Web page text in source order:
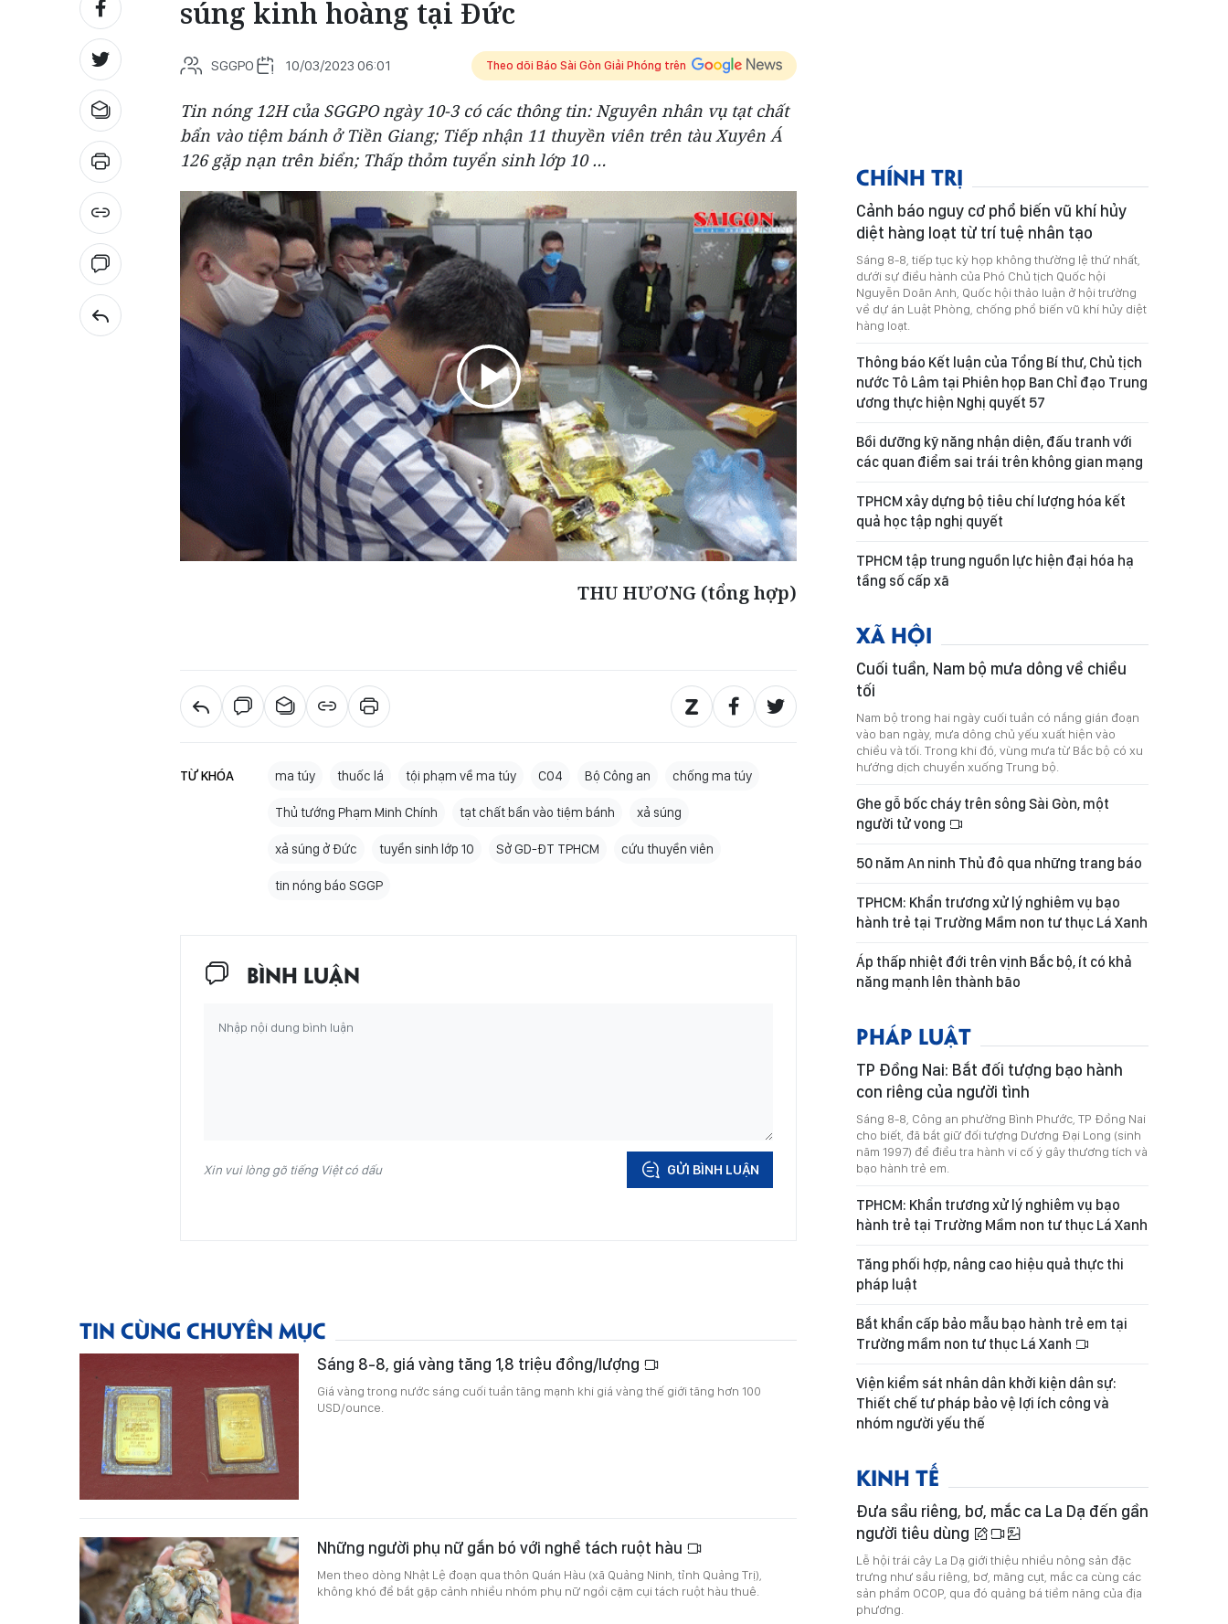
súng kinh hoàng tại Đức
SGGPO 10/03/2023 06:01 Theo dõi Báo Sài Gòn Giải Phóng trên
Tin nóng 12H của SGGPO ngày 10-3 có các thông tin: Nguyên nhân vụ tạt chất
bẩn vào tiệm bánh ở Tiền Giang; Tiếp nhận 11 thuyền viên trên tàu Xuyên Á
126 gặp nạn trên biển; Thấp thỏm tuyển sinh lớp 10 …
THU HƯƠNG (tổng hợp)
TỪ KHÓA ma túy thuốc lá tội phạm về ma túy C04 Bộ Công an chống ma túy
Thủ tướng Phạm Minh Chính tạt chất bẩn vào tiệm bánh xả súng
xả súng ở Đức tuyển sinh lớp 10 Sở GD-ĐT TPHCM cứu thuyền viên
tin nóng báo SGGP
BÌNH LUẬN
Xin vui lòng gõ tiếng Việt có dấu GỬI BÌNH LUẬN
TIN CÙNG CHUYÊN MỤC
Sáng 8-8, giá vàng tăng 1,8 triệu đồng/lượng
Giá vàng trong nước sáng cuối tuần tăng mạnh khi giá vàng thế giới tăng hơn 100
USD/ounce.
Những người phụ nữ gắn bó với nghề tách ruột hàu
Men theo dòng Nhật Lệ đoạn qua thôn Quán Hàu (xã Quảng Ninh, tỉnh Quảng Trị),
không khó để bắt gặp cảnh nhiều nhóm phụ nữ ngồi cặm cụi tách ruột hàu thuê.
CHÍNH TRỊ
Cảnh báo nguy cơ phổ biến vũ khí hủy
diệt hàng loạt từ trí tuệ nhân tạo
Sáng 8-8, tiếp tục kỳ họp không thường lệ thứ nhất,
dưới sự điều hành của Phó Chủ tịch Quốc hội
Nguyễn Doãn Anh, Quốc hội thảo luận ở hội trường
về dự án Luật Phòng, chống phổ biến vũ khí hủy diệt
hàng loạt.
Thông báo Kết luận của Tổng Bí thư, Chủ tịch
nước Tô Lâm tại Phiên họp Ban Chỉ đạo Trung
ương thực hiện Nghị quyết 57
Bồi dưỡng kỹ năng nhận diện, đấu tranh với
các quan điểm sai trái trên không gian mạng
TPHCM xây dựng bộ tiêu chí lượng hóa kết
quả học tập nghị quyết
TPHCM tập trung nguồn lực hiện đại hóa hạ
tầng số cấp xã
XÃ HỘI
Cuối tuần, Nam bộ mưa dông về chiều
tối
Nam bộ trong hai ngày cuối tuần có nắng gián đoạn
vào ban ngày, mưa dông chủ yếu xuất hiện vào
chiều và tối. Trong khi đó, vùng mưa từ Bắc bộ có xu
hướng dịch chuyển xuống Trung bộ.
Ghe gỗ bốc cháy trên sông Sài Gòn, một
người tử vong
50 năm An ninh Thủ đô qua những trang báo
TPHCM: Khẩn trương xử lý nghiêm vụ bạo
hành trẻ tại Trường Mầm non tư thục Lá Xanh
Áp thấp nhiệt đới trên vịnh Bắc bộ, ít có khả
năng mạnh lên thành bão
PHÁP LUẬT
TP Đồng Nai: Bắt đối tượng bạo hành
con riêng của người tình
Sáng 8-8, Công an phường Bình Phước, TP Đồng Nai
cho biết, đã bắt giữ đối tượng Dương Đại Long (sinh
năm 1997) để điều tra hành vi cố ý gây thương tích và
bạo hành trẻ em.
TPHCM: Khẩn trương xử lý nghiêm vụ bạo
hành trẻ tại Trường Mầm non tư thục Lá Xanh
Tăng phối hợp, nâng cao hiệu quả thực thi
pháp luật
Bắt khẩn cấp bảo mẫu bạo hành trẻ em tại
Trường mầm non tư thục Lá Xanh
Viện kiểm sát nhân dân khởi kiện dân sự:
Thiết chế tư pháp bảo vệ lợi ích công và
nhóm người yếu thế
KINH TẾ
Đưa sầu riêng, bơ, mắc ca La Dạ đến gần
người tiêu dùng
Lễ hội trái cây La Dạ giới thiệu nhiều nông sản đặc
trưng như sầu riêng, bơ, măng cụt, mắc ca cùng các
sản phẩm OCOP, qua đó quảng bá tiềm năng của địa
phương.